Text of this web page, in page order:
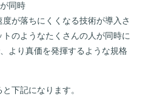
同時
が落ちにくくなる技術が導入さ
のようなたくさんの人が同時に
より真価を発揮するような規格
下記になります。